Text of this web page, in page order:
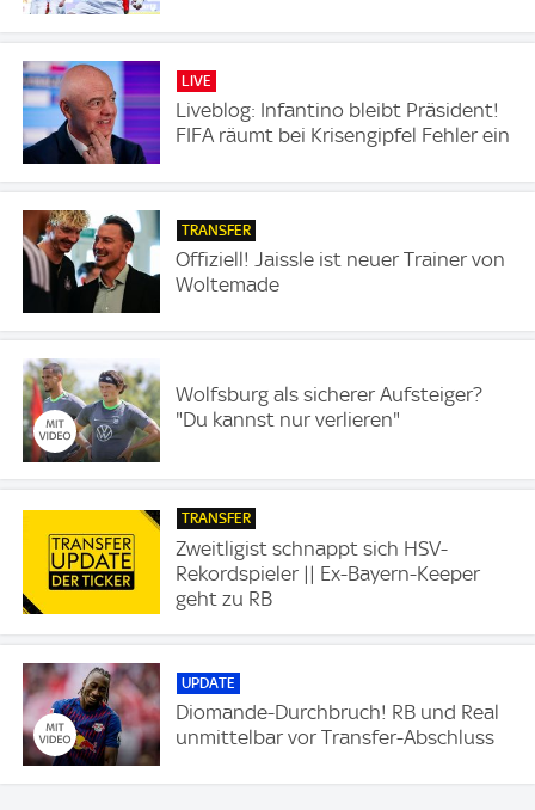
LIVE
Liveblog: Infantino bleibt Präsident!
FIFA räumt bei Krisengipfel Fehler ein
TRANSFER
Offiziell! Jaissle ist neuer Trainer von
Woltemade
Wolfsburg als sicherer Aufsteiger?
"Du kannst nur verlieren"
TRANSFER
Zweitligist schnappt sich HSV-
Rekordspieler || Ex-Bayern-Keeper
geht zu RB
UPDATE
Diomande-Durchbruch! RB und Real
unmittelbar vor Transfer-Abschluss